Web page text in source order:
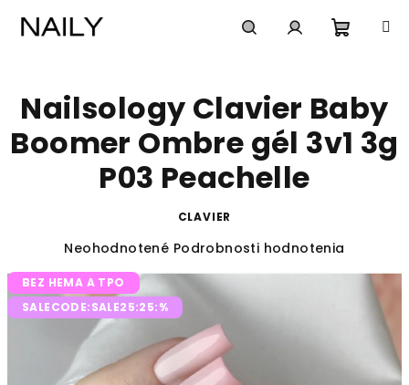
košík
Nailsology Clavier Baby
Boomer Ombre gél 3v1 3g
P03 Peachelle
CLAVIER
Priemerné
produktu
je
0,0
hviezdičiek.
Neohodnotené Podrobnosti hodnotenia
BEZ HEMA A TPO
SALECODE:SALE25:25:%